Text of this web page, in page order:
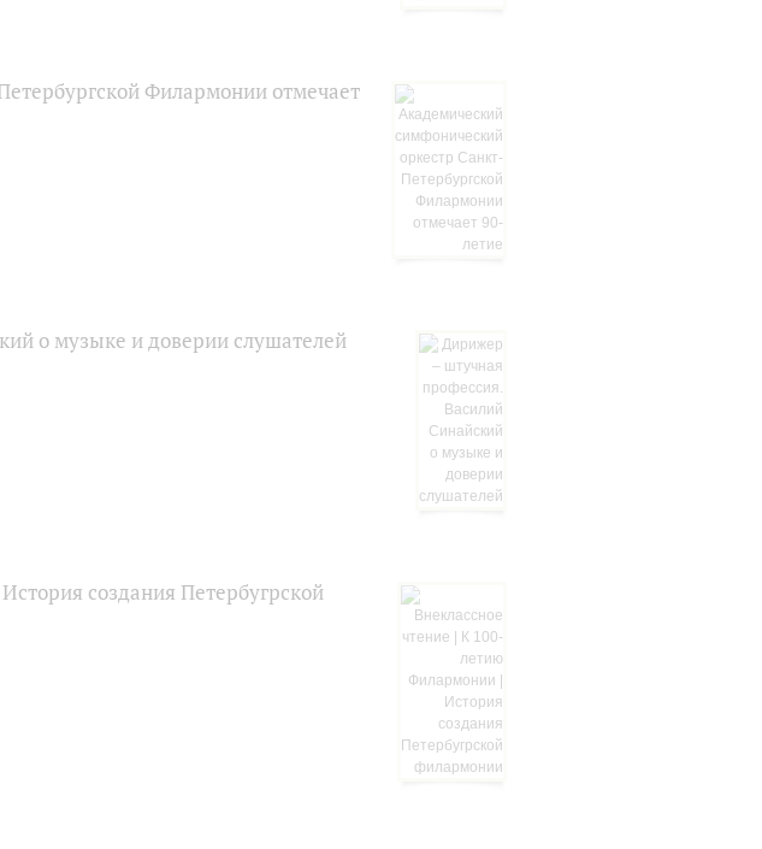
Филармонии отмечает
о музыке и доверии слушателей
создания Петербугрской